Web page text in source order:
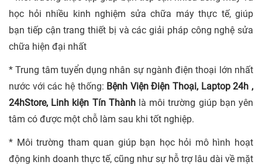
học hỏi nhiều kinh nghiệm sửa chữa máy thực tế, giúp
bạn tiếp cận trang thiết bị và các giải pháp công nghệ sửa
chữa hiện đại nhất
* Trung tâm tuyển dụng nhân sự ngành điện thoại lớn nhất
nước với các hệ thống: Bệnh Viện Điện Thoại, Laptop 24h ,
24hStore, Linh kiện Tín Thànhlà môi trường giúp bạn yên
tâm có được một chỗ làm sau khi tốt nghiệp.
* Môi trường tham quan giúp bạn học hỏi mô hình hoạt
động kinh doanh thực tế, cũng như sự hỗ trợ lâu dài về mặt